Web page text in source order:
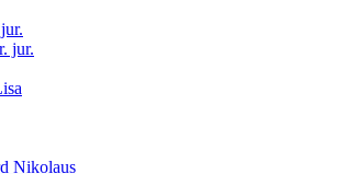
jur.
Nikolaus